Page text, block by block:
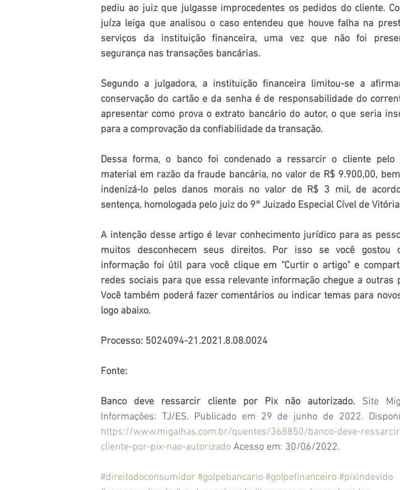
pediu ao juiz que julgasse improcedentes os pedidos do cliente.
juíza leiga que analisou o caso entendeu que houve falha na
serviços da instituição financeira, uma vez que não foi
segurança nas transações bancárias.
Segundo a julgadora, a instituição financeira limitou-se a
conservação do cartão e da senha é de responsabilidade do
apresentar como prova o extrato bancário do autor, o que seria
para a comprovação da confiabilidade da transação.
Dessa forma, o banco foi condenado a ressarcir o cliente pelo
material em razão da fraude bancária, no valor de R$ 9.900,00,
indenizá-lo pelos danos morais no valor de R$ 3 mil, de
sentença, homologada pelo juiz do 9° Juizado Especial Cível de
A intenção desse artigo é levar conhecimento jurídico para as
muitos desconhecem seus direitos. Por isso se você gostou
informação foi útil para você clique em "Curtir o artigo" e
redes sociais para que essa relevante informação chegue a outras
Você também poderá fazer comentários ou indicar temas para
logo abaixo.
Processo: 5024094-21.2021.8.08.0024
Fonte:
Banco deve ressarcir cliente por Pix não autorizado. Site
https://www.migalhas.com.br/quentes/368850/banco-deve-
cliente-por-pix-nao-autorizado Acesso em: 30/06/2022.
#direitodoconsumidor #golpebancario #golpefinanceiro #pixindevido